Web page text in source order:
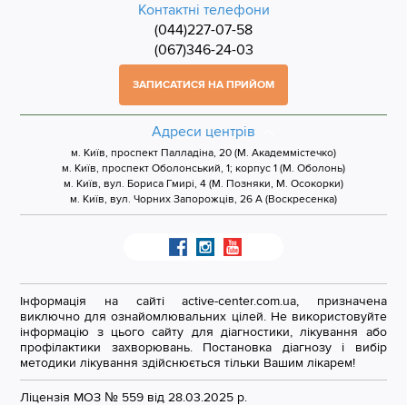
Контактні телефони
(044)227-07-58
(067)346-24-03
ЗАПИСАТИСЯ НА ПРИЙОМ
Адреси центрів
м. Київ, проспект Палладіна, 20 (М. Академмістечко)
м. Київ, проспект Оболонський, 1; корпус 1 (М. Оболонь)
м. Київ, вул. Бориса Гмирі, 4 (М. Позняки, М. Осокорки)
м. Київ, вул. Чорних Запорожців, 26 А (Воскресенка)
Ліцензія МОЗ № 559 від 28.03.2025 р.
Інформація на сайті active-center.com.ua, призначена
виключно для ознайомлювальних цілей. Не використовуйте
інформацію з цього сайту для діагностики, лікування або
профілактики захворювань. Постановка діагнозу і вибір
методики лікування здійснюється тільки Вашим лікарем!